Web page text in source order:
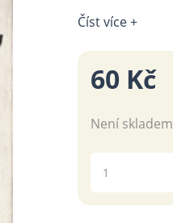
Číst více +
60 Kč
Není skladem